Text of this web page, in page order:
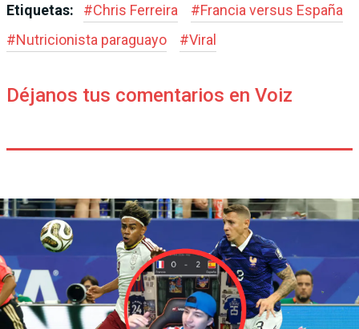
Etiquetas: #Chris Ferreira #Francia versus España
#Nutricionista paraguayo #Viral
Déjanos tus comentarios en Voiz